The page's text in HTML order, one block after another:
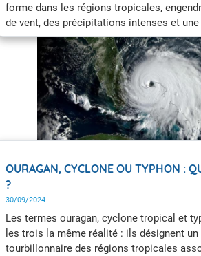
forme dans les régions tropicales,
de vent, des précipitations intenses et
changement climatique augmente leur
avec des pluies cycloniques plus intenses.
OURAGAN, CYCLONE OU TYPHON :
?
30/09/2024
Les termes ouragan, cyclone tropical et
les trois la même réalité : ils désignent un
tourbillonnaire des régions tropicales